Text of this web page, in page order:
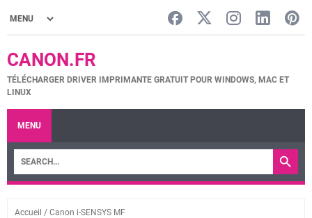
CANON.FR
TÉLÉCHARGER DRIVER IMPRIMANTE GRATUIT POUR WINDOWS, MAC ET
LINUX
MENU
Accueil / Canon i-SENSYS MF